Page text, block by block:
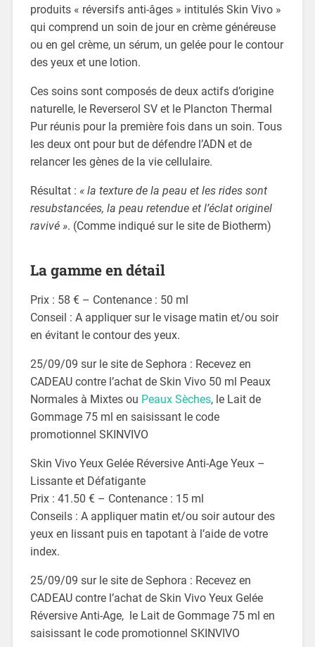
produits « réversifs anti-âges » intitulés Skin Vivo »
qui comprend un soin de jour en crème généreuse
ou en gel crème, un sérum, un gelée pour le contour
des yeux et une lotion.
Ces soins sont composés de deux actifs d’origine
naturelle, le Reverserol SV et le Plancton Thermal
Pur réunis pour la première fois dans un soin. Tous
les deux ont pour but de défendre l’ADN et de
relancer les gènes de la vie cellulaire.
Résultat : « la texture de la peau et les rides sont
resubstancées, la peau retendue et l’éclat originel
ravivé ». (Comme indiqué sur le site de Biotherm)
La gamme en détail
Prix : 58 € – Contenance : 50 ml
Conseil : A appliquer sur le visage matin et/ou soir
en évitant le contour des yeux.
25/09/09 sur le site de Sephora : Recevez en
CADEAU contre l’achat de Skin Vivo 50 ml Peaux
Normales à Mixtes ou Peaux Sèches, le Lait de
Gommage 75 ml en saisissant le code
promotionnel SKINVIVO
Skin Vivo Yeux Gelée Réversive Anti-Age Yeux –
Lissante et Défatigante
Prix : 41.50 € – Contenance : 15 ml
Conseils : A appliquer matin et/ou soir autour des
yeux en lissant puis en tapotant à l’aide de votre
index.
25/09/09 sur le site de Sephora : Recevez en
CADEAU contre l’achat de Skin Vivo Yeux Gelée
Réversive Anti-Age, le Lait de Gommage 75 ml en
saisissant le code promotionnel SKINVIVO